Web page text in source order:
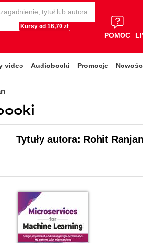
Kursy od 16,70 zł
POMOC
video Audiobooki Promocje
Tytuły autora: Rohit